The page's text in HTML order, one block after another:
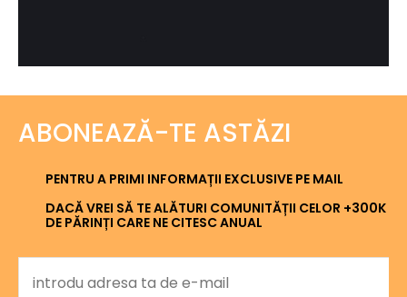
ABONEAZĂ-TE ASTĂZI
PENTRU A PRIMI INFORMAȚII EXCLUSIVE PE MAIL
DACĂ VREI SĂ TE ALĂTURI COMUNITĂȚII CELOR +300K
DE PĂRINȚI CARE NE CITESC ANUAL